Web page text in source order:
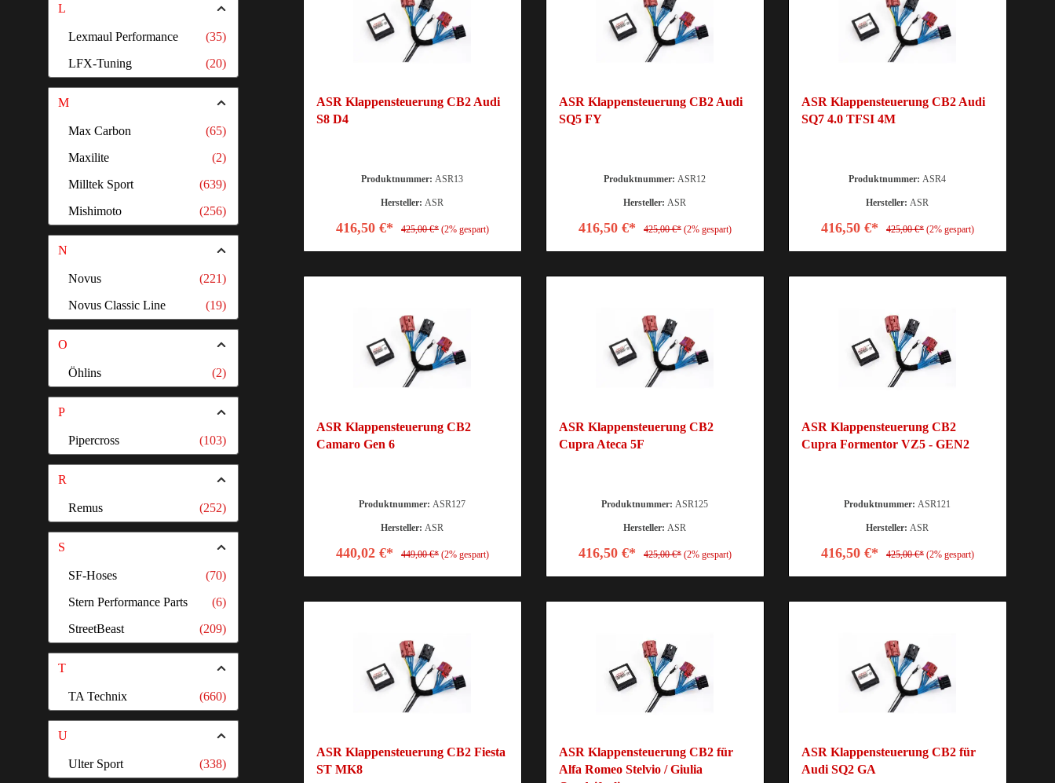
L
(35)
Lexmaul Performance
(20)
LFX-Tuning
M
(65)
Max Carbon
(2)
Maxilite
(639)
Milltek Sport
(256)
Mishimoto
N
(221)
Novus
(19)
Novus Classic Line
O
(2)
Öhlins
P
(103)
Pipercross
R
(252)
Remus
S
(70)
SF-Hoses
(6)
Stern Performance Parts
(209)
StreetBeast
T
(660)
TA Technix
U
(338)
Ulter Sport
ASR Klappensteuerung CB2 Audi
S8 D4
Produktnummer:ASR13
Hersteller:ASR
416,50 €* 425,00 €* (2% gespart)
ASR Klappensteuerung CB2 Audi
SQ5 FY
Produktnummer:ASR12
Hersteller:ASR
416,50 €* 425,00 €* (2% gespart)
ASR Klappensteuerung CB2 Audi
SQ7 4.0 TFSI 4M
Produktnummer:ASR4
Hersteller:ASR
416,50 €* 425,00 €* (2% gespart)
ASR Klappensteuerung CB2
Camaro Gen 6
Produktnummer:ASR127
Hersteller:ASR
440,02 €* 449,00 €* (2% gespart)
ASR Klappensteuerung CB2
Cupra Ateca 5F
Produktnummer:ASR125
Hersteller:ASR
416,50 €* 425,00 €* (2% gespart)
ASR Klappensteuerung CB2
Cupra Formentor VZ5 - GEN2
Produktnummer:ASR121
Hersteller:ASR
416,50 €* 425,00 €* (2% gespart)
ASR Klappensteuerung CB2 Fiesta
ST MK8
ASR Klappensteuerung CB2 für
Alfa Romeo Stelvio / Giulia
ASR Klappensteuerung CB2 für
Audi SQ2 GA